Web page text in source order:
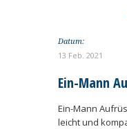
Datum:
13 Feb. 2021
Ein-Mann
Ein-Mann
leicht und